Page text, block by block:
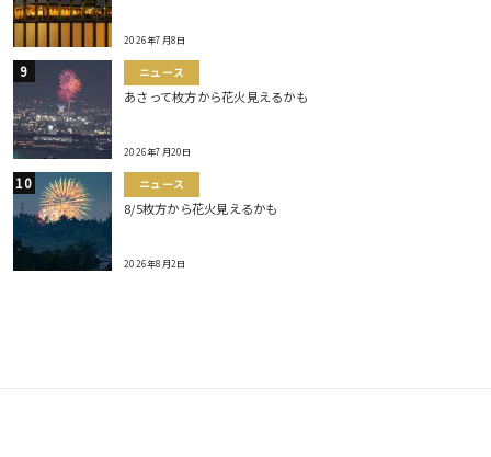
2026年7月8日
ニュース
あさって枚方から花火見えるかも
2026年7月20日
ニュース
8/5枚方から花火見えるかも
2026年8月2日